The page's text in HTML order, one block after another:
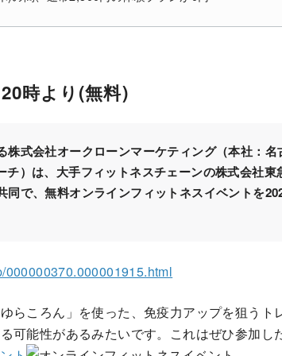
時より (無料)
株式会社オークローンマーケティング（本社：
）は、大手フィットネスチェーンの株式会社東
同で、無料オンラインフィットネスイベントを
らころん」を使った、免疫力アップを狙うト
可能性があるみたいです。これはぜひ参加し